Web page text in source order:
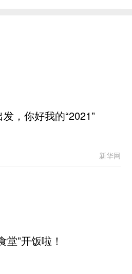
，你好我的“2021”
新华网
堂”开饭啦！